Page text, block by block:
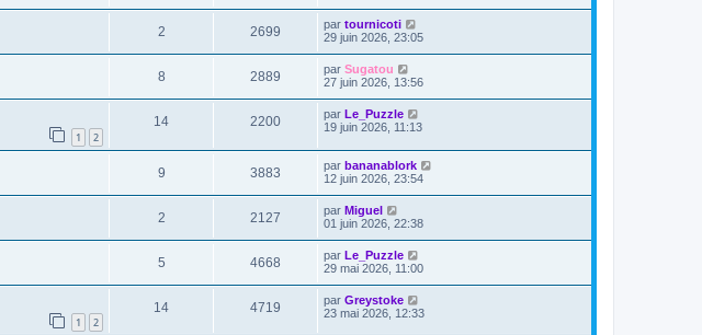
2 2699 par tournicoti
29 juin 2026, 23:05
8 2889 par Sugatou
27 juin 2026, 13:56
1 2
14 2200 par Le_Puzzle
19 juin 2026, 11:13
9 3883 par bananablork
12 juin 2026, 23:54
2 2127 par Miguel
01 juin 2026, 22:38
5 4668 par Le_Puzzle
29 mai 2026, 11:00
1 2
14 4719 par Greystoke
23 mai 2026, 12:33